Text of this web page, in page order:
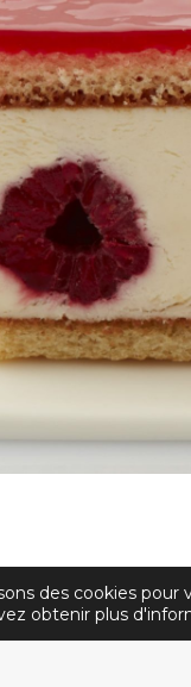
©
des cookies pour
obtenir plus